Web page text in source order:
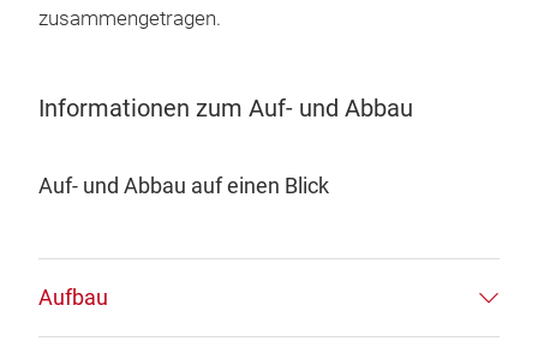
zusammengetragen.
Informationen zum Auf- und Abbau
Auf- und Abbau auf einen Blick
Aufbau